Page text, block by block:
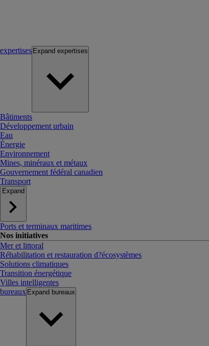
expertises Expand expertises
Bâtiments
Développement urbain
Eau
Énergie
Environnement
Mines, minéraux et métaux
Gouvernement fédéral canadien
Transport
Expand
Ports et terminaux maritimes
Nos initiatives
Mer et littoral
Réhabilitation et restauration d?écosystèmes
Solutions climatiques
Transition énergétique
Villes intelligentes
bureaux Expand bureaux